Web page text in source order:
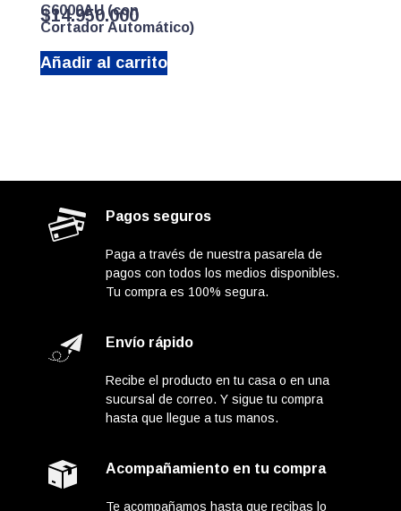
C6000AU (con
Cortador Automático)
$14.950.000
Añadir al carrito
Pagos seguros
Paga a través de nuestra pasarela de
pagos con todos los medios disponibles.
Tu compra es 100% segura.
Envío rápido
Recibe el producto en tu casa o en una
sucursal de correo. Y sigue tu compra
hasta que llegue a tus manos.
Acompañamiento en tu compra
Te acompañamos hasta que recibas lo